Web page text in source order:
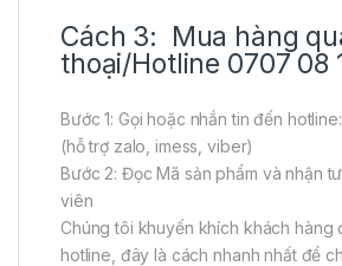
Cách 3: Mua hàng
thoại/Hotline 0707 08
Bước 1: Gọi hoặc nhắn tin đến
(hỗ trợ zalo, imess, viber)
Bước 2: Đọc Mã sản phẩm và nhận
viên
Chúng tôi khuyến khích khách hàng
hotline, đây là cách nhanh nhất để